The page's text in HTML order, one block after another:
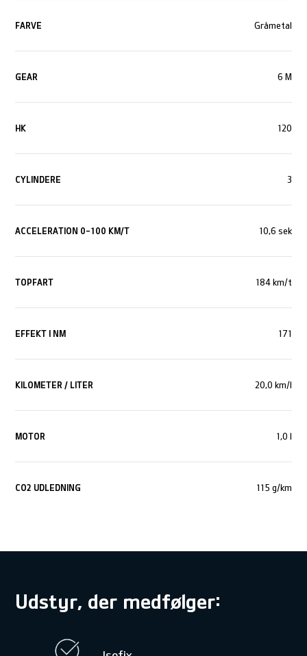
FARVE Gråmetal
GEAR 6 M
HK 120
CYLINDERE 3
ACCELERATION 0-100 KM/T 10,6 sek
TOPFART 184 km/t
EFFEKT I NM 171
KILOMETER / LITER 20,0 km/l
MOTOR 1,0 l
CO2 UDLEDNING 115 g/km
Udstyr, der medfølger: